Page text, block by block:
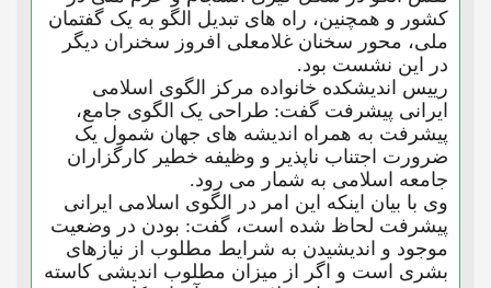
کشور و همچنین، راه های تبدیل الگو به یک گفتمان
ملی، محور سخنان غلامعلی افروز سخنران دیگر
در این نشست بود.
رییس اندیشکده خانواده مرکز الگوی اسلامی
ایرانی پیشرفت گفت: طراحی یک الگوی جامع،
پیشرفت به همراه اندیشه های جهان شمول یک
ضرورت اجتناب ناپذیر و وظیفه خطیر کارگزاران
جامعه اسلامی به شمار می رود.
وی با بیان اینکه این امر در الگوی اسلامی ایرانی
پیشرفت لحاظ شده است، گفت: بودن در وضعیت
موجود و اندیشیدن به شرایط مطلوب از نیازهای
بشری است و اگر از میزان مطلوب اندیشی کاسته